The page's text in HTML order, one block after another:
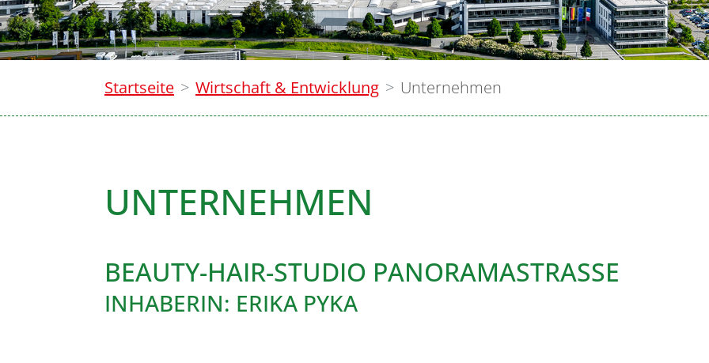
Startseite Wirtschaft & Entwicklung Unternehmen
UNTERNEHMEN
BEAUTY-HAIR-STUDIO PANORAMASTRASSE
INHABERIN: ERIKA PYKA